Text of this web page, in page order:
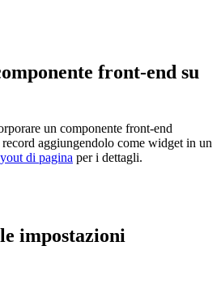
front-end su
un componente front-end
aggiungendolo come widget in un
di pagina per i dettagli.
impostazioni